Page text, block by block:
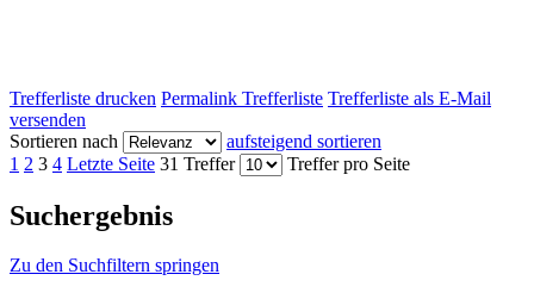
Trefferliste drucken Permalink Trefferliste Trefferliste als E-Mail
versenden
Sortieren nach
aufsteigend sortieren
1 2 3 4 Letzte Seite 31 Treffer Treffer pro Seite
Suchergebnis
Zu den Suchfiltern springen